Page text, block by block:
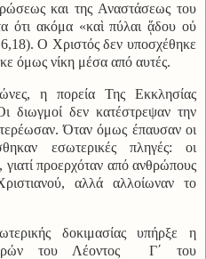
και της Αναστάσεως του
ότι ακόμα «καὶ πύλαι ᾅδου οὐ
Ο Χριστός δεν υποσχέθηκε
όμως νίκη μέσα από αυτές.
η πορεία Της Εκκλησίας
διωγμοί δεν κατέστρεψαν την
Όταν όμως έπαυσαν οι
εσωτερικές πληγές: οι
γιατί προερχόταν από ανθρώπους
αλλά αλλοίωναν το
δοκιμασίας υπήρξε η
του Λέοντος Γ΄ του